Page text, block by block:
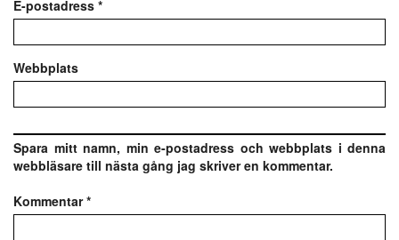
E-postadress *
Webbplats
Spara mitt namn, min e-postadress och webbplats i denna
webbläsare till nästa gång jag skriver en kommentar.
Kommentar*